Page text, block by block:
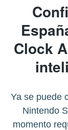
Clock
Ya se puede
Nintendo
momento